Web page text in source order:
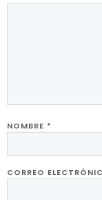
NOMBRE *
CORREO